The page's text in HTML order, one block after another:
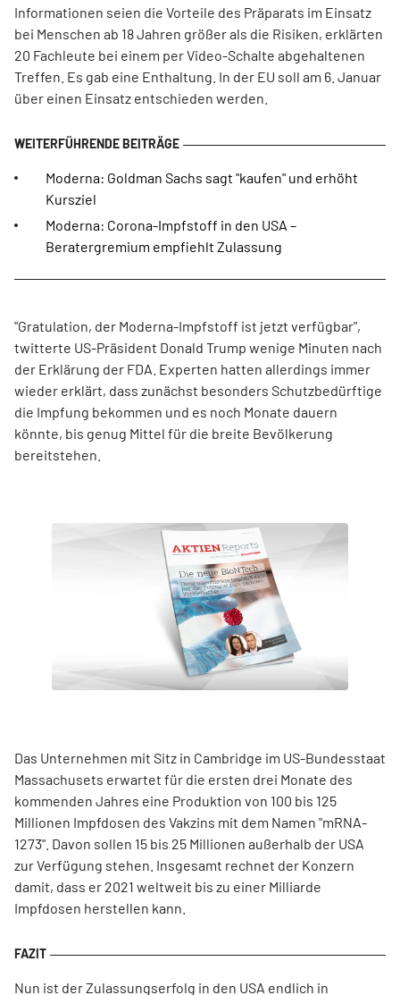
Informationen seien die Vorteile des Präparats im Einsatz
bei Menschen ab 18 Jahren größer als die Risiken, erklärten
20 Fachleute bei einem per Video-Schalte abgehaltenen
Treffen. Es gab eine Enthaltung. In der EU soll am 6. Januar
über einen Einsatz entschieden werden.
Moderna: Goldman Sachs sagt "kaufen" und erhöht
Kursziel
Moderna: Corona-Impfstoff in den USA –
Beratergremium empfiehlt Zulassung
"Gratulation, der Moderna-Impfstoff ist jetzt verfügbar",
twitterte US-Präsident Donald Trump wenige Minuten nach
der Erklärung der FDA. Experten hatten allerdings immer
wieder erklärt, dass zunächst besonders Schutzbedürftige
die Impfung bekommen und es noch Monate dauern
könnte, bis genug Mittel für die breite Bevölkerung
bereitstehen.
Das Unternehmen mit Sitz in Cambridge im US-Bundesstaat
Massachusets erwartet für die ersten drei Monate des
kommenden Jahres eine Produktion von 100 bis 125
Millionen Impfdosen des Vakzins mit dem Namen "mRNA-
1273". Davon sollen 15 bis 25 Millionen außerhalb der USA
zur Verfügung stehen. Insgesamt rechnet der Konzern
damit, dass er 2021 weltweit bis zu einer Milliarde
Impfdosen herstellen kann.
Nun ist der Zulassungserfolg in den USA endlich in